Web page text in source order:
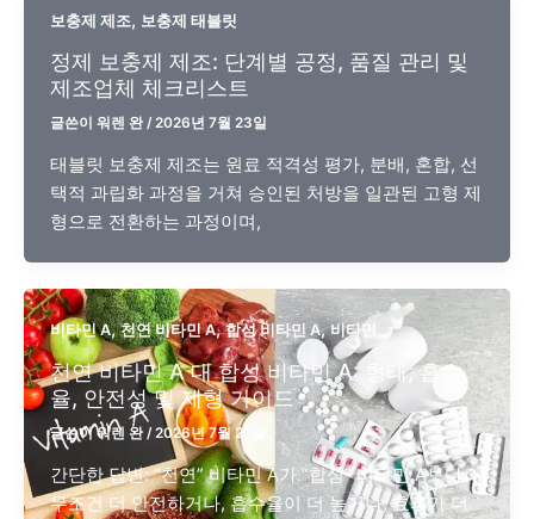
보충제 제조, 보충제 태블릿
정제 보충제 제조: 단계별 공정, 품질 관리 및
제조업체 체크리스트
글쓴이 워렌 완 / 2026년 7월 23일
태블릿 보충제 제조는 원료 적격성 평가, 분배, 혼합, 선
택적 과립화 과정을 거쳐 승인된 처방을 일관된 고형 제
형으로 전환하는 과정이며,
비타민 A,천연 비타민 A,합성 비타민 A,비타민
천연 비타민 A 대 합성 비타민 A: 형태, 흡수
율, 안전성 및 제형 가이드
글쓴이워렌 완 /2026년 7월 21일
간단한 답변: “천연” 비타민 A가 “합성” 비타민 A보다
무조건 더 안전하거나, 흡수율이 더 높거나, 효과가 더